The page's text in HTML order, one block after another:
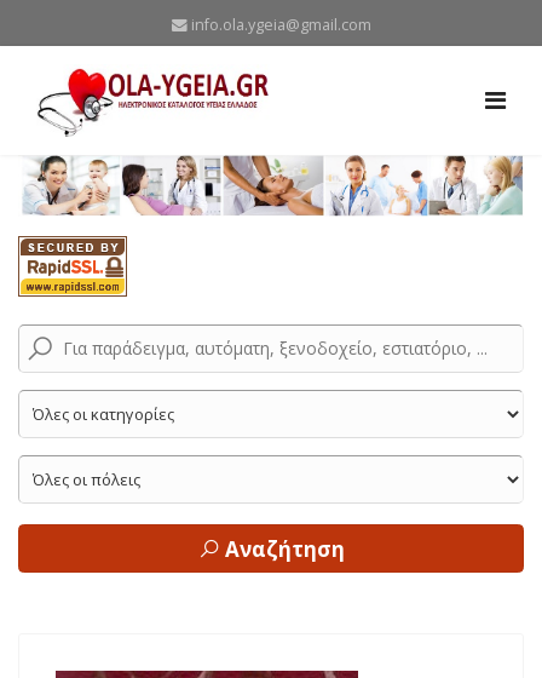
info.ola.ygeia@gmail.com
Αναζήτηση